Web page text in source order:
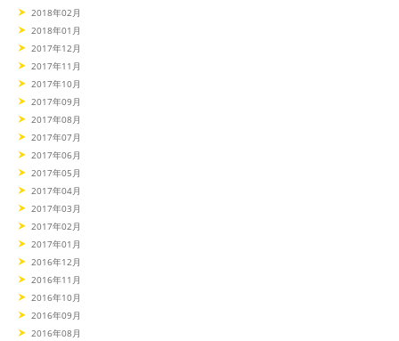
2018年02月
2018年01月
2017年12月
2017年11月
2017年10月
2017年09月
2017年08月
2017年07月
2017年06月
2017年05月
2017年04月
2017年03月
2017年02月
2017年01月
2016年12月
2016年11月
2016年10月
2016年09月
2016年08月